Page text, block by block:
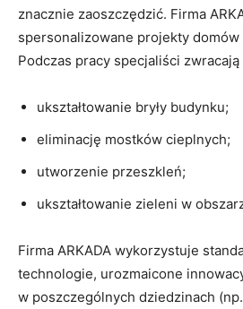
znacznie zaoszczędzić. Firma
spersonalizowane projekty
Podczas pracy specjaliści zwracają
ukształtowanie bryły budynku;
eliminację mostków cieplnych;
utworzenie przeszkleń;
ukształtowanie zieleni w
Firma ARKADA wykorzystuje
technologie, urozmaicone
w poszczególnych dziedzinach